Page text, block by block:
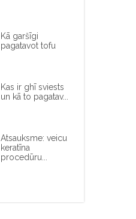
Kā garšīgi
pagatavot tofu
Kas ir ghī sviests
un kā to pagatav...
Atsauksme: veicu
keratīna
procedūru...